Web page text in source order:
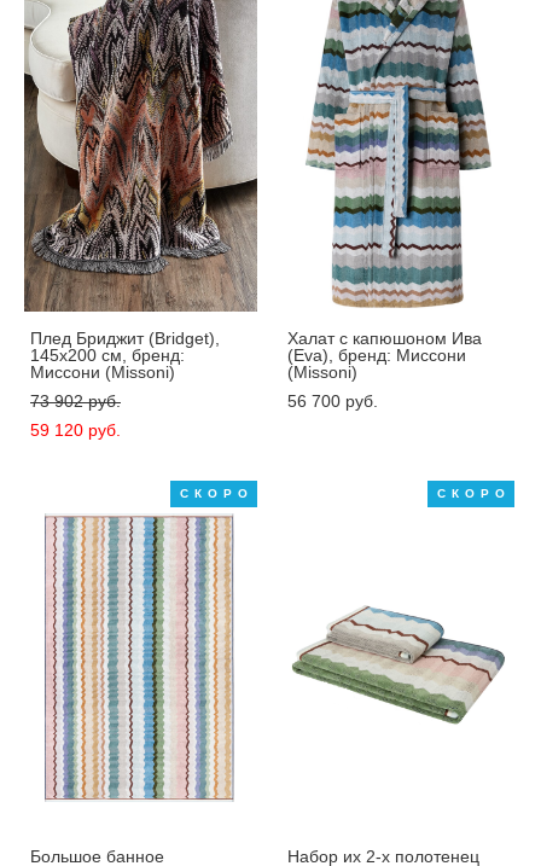
Плед Бриджит (Bridget),
145х200 см, бренд:
Миссони (Missoni)
73 902 pуб.
59 120 pуб.
Xалат с капюшоном Ива
(Eva), бренд: Миссони
(Missoni)
56 700 pуб.
СКОРО
Большое банное
СКОРО
Набор их 2-х полотенец